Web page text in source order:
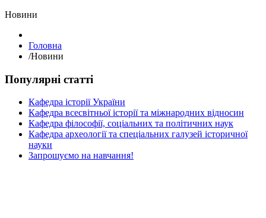
Hовини
Головна
/Hовини
Популярні статті
Кафедра історії України
Кафедра всесвітньої історії та міжнародних відносин
Кафедра філософії, соціальних та політичних наук
Кафедра археології та спеціальних галузей історичної
науки
Запрошуємо на навчання!